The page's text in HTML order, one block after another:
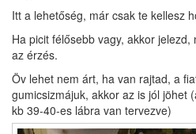
Itt a lehetőség, már csak te kellesz
Ha picit félősebb vagy, akkor
az érzés.
Öv lehet nem árt, ha van rajtad, a
gumicsizmájuk, akkor az is jól jöhet
kb 39-40-es lábra van tervezve)
Képek